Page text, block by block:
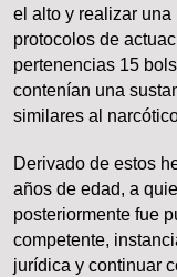
el alto y realizar
protocolos de
pertenencias 15
contenían una
similares al
Derivado de estos
años de edad, a
posteriormente fue
competente,
jurídica y continuar